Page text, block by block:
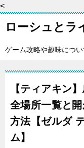
<
ローシュとラ
ゲーム攻略や趣味につ
【ティアキン
全場所一覧と
方法【ゼルダ
ム】